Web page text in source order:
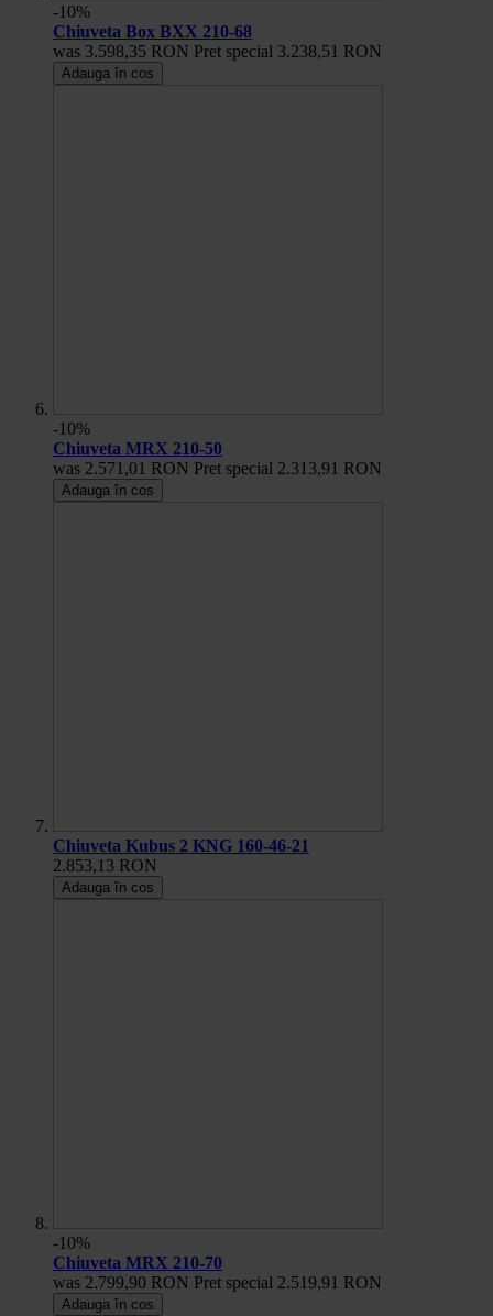
-10%
Chiuveta Box BXX 210-68
was 3.598,35 RON Pret special 3.238,51 RON
Adauga în cos
-10%
Chiuveta MRX 210-50
was 2.571,01 RON Pret special 2.313,91 RON
Adauga în cos
Chiuveta Kubus 2 KNG 160-46-21
2.853,13 RON
Adauga în cos
-10%
Chiuveta MRX 210-70
was 2.799,90 RON Pret special 2.519,91 RON
Adauga în cos